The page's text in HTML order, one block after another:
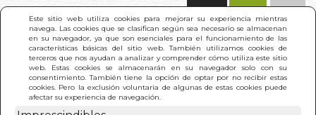
Este sitio web utiliza cookies para mejorar su experiencia mientras
navega. Las cookies que se clasifican según sea necesario se almacenan
en su navegador, ya que son esenciales para el funcionamiento de las
características básicas del sitio web. También utilizamos cookies de
terceros que nos ayudan a analizar y comprender cómo utiliza este sitio
web. Estas cookies se almacenarán en su navegador solo con su
consentimiento. También tiene la opción de optar por no recibir estas
cookies. Pero la exclusión voluntaria de algunas de estas cookies puede
afectar su experiencia de navegación.